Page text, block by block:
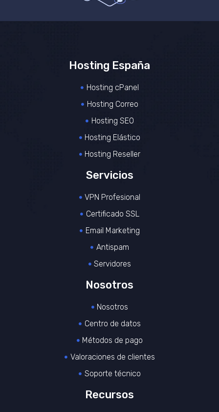
Hosting España
Hosting cPanel
Hosting Correo
Hosting SEO
Hosting Elástico
Hosting Reseller
Servicios
VPN Profesional
Certificado SSL
Email Marketing
Antispam
Servidores
Nosotros
Nosotros
Centro de datos
Métodos de pago
Valoraciones de clientes
Soporte técnico
Recursos